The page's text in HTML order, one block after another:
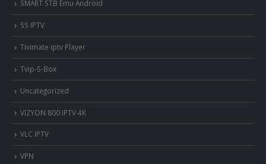
SMART STB Emu Android
SS IPTV
Tivimate iptv Player
Tvip-S-Box
Uncategorized
VIZYON 800 IPTV 4K
VLC IPTV
VPN